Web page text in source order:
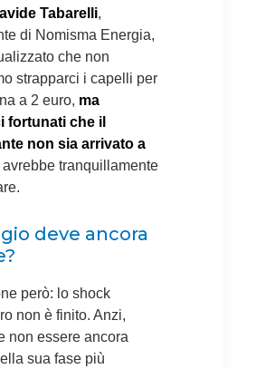
Tabarelli,
di Nomisma Energia,
che non
strapparci i capelli per
a 2 euro, ma
fortunati che il
non sia arrivato a
avrebbe tranquillamente
deve ancora
però: lo shock
non è finito. Anzi,
non essere ancora
sua fase più